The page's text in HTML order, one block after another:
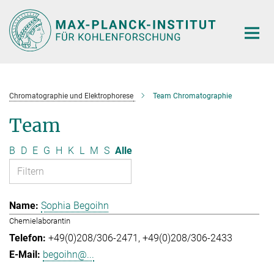
Hauptinhalt
Chromatographie und Elektrophorese Team Chromatographie
Team
B D E G H K L M S Alle
Sophia Begoihn
Chemielaborantin
+49(0)208/306-2471 +49(0)208/306-2433
begoihn@...